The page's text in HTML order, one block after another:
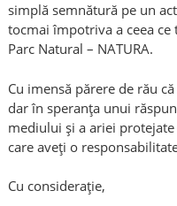
simplă semnătură pe un
tocmai împotriva a ceea
Parc Natural – NATURA.
Cu imensă părere de rău
dar în speranța unui
mediului și a ariei
care aveți o
Cu considerație,